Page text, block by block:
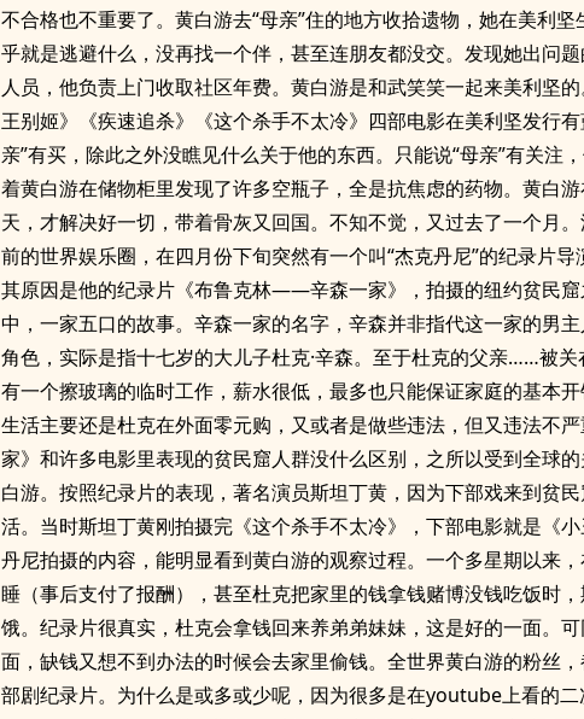
不合格也不重要了。黄白游去“母亲”住的地方收拾遗物，她在美利
乎就是逃避什么，没再找一个伴，甚至连朋友都没交。发现她出问
人员，他负责上门收取社区年费。黄白游是和武笑笑一起来美利坚
王别姬》《疾速追杀》《这个杀手不太冷》四部电影在美利坚发行
亲”有买，除此之外没瞧见什么关于他的东西。只能说“母亲”有关注
着黄白游在储物柜里发现了许多空瓶子，全是抗焦虑的药物。黄白
天，才解决好一切，带着骨灰又回国。不知不觉，又过去了一个月
前的世界娱乐圈，在四月份下旬突然有一个叫“杰克丹尼”的纪录片导
其原因是他的纪录片《布鲁克林——辛森一家》，拍摄的纽约贫民
中，一家五口的故事。辛森一家的名字，辛森并非指代这一家的男
角色，实际是指十七岁的大儿子杜克·辛森。至于杜克的父亲……被关
有一个擦玻璃的临时工作，薪水很低，最多也只能保证家庭的基本
生活主要还是杜克在外面零元购，又或者是做些违法，但又违法不
家》和许多电影里表现的贫民窟人群没什么区别，之所以受到全球
白游。按照纪录片的表现，著名演员斯坦丁黄，因为下部戏来到贫
活。当时斯坦丁黄刚拍摄完《这个杀手不太冷》，下部电影就是《
丹尼拍摄的内容，能明显看到黄白游的观察过程。一个多星期以来
睡（事后支付了报酬），甚至杜克把家里的钱拿钱赌博没钱吃饭时
饿。纪录片很真实，杜克会拿钱回来养弟弟妹妹，这是好的一面。
面，缺钱又想不到办法的时候会去家里偷钱。全世界黄白游的粉丝
部剧纪录片。为什么是或多或少呢，因为很多是在youtube上看的